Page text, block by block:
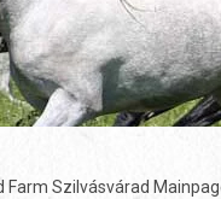
Farm Szilvásvárad